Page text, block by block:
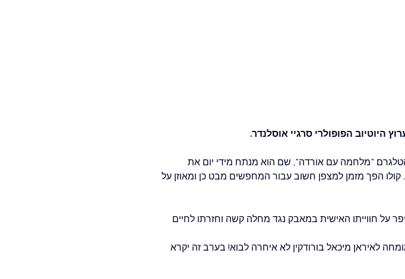
היוטיוב הפופולרי סרגיי אוסלנדר.
הטלגרם "מלחמה עם אורדה", שם הוא מנתח מידי יום את
הפך מזמן למצפן חשוב עבור המחפשים מבט כן ומאוזן על
– בו סיפר על חווייתו האישית במאבק נגד מחלה קשה וחזרתו לחיים
לאיראן מיכאל בורודקין לא איחרה לבוא! בערב זה יקרא